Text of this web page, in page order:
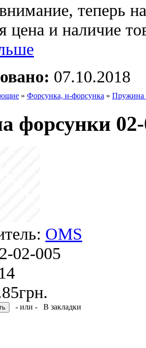
теперь
цена и наличие
07.10.2018
» Форсунка, н-форсунка » Пружина
форсунки
OMS
02-005
14
- или -
В закладки